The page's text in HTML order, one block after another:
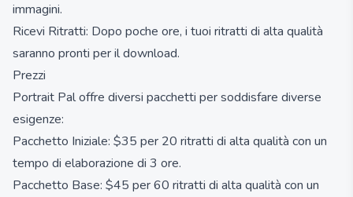
immagini.
Ricevi Ritratti: Dopo poche ore, i tuoi ritratti di alta qualità
saranno pronti per il download.
Prezzi
Portrait Pal offre diversi pacchetti per soddisfare diverse
esigenze:
Pacchetto Iniziale: $35 per 20 ritratti di alta qualità con un
tempo di elaborazione di 3 ore.
Pacchetto Base: $45 per 60 ritratti di alta qualità con un